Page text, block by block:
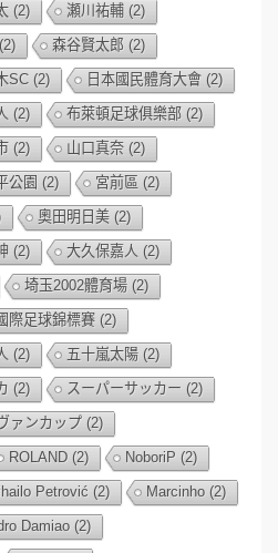
(2) 瀬川祐輔 (2)
(2) 森谷賢太郎 (2)
SC (2) 日本國民體育大會 (2)
(2) 布萊頓足球俱樂部 (2)
(2) 山口真奈 (2)
公園 (2) 宮前區 (2)
奧田明日美 (2)
(2) 大久保嘉人 (2)
埼玉2002體育場 (2)
際足球錦標賽 (2)
(2) 五十嵐太陽 (2)
(2) スーパーサッカー (2)
ァンカップ (2)
ROLAND (2) NoboriP (2)
Petrović (2) Marcinho (2)
Damiao (2)